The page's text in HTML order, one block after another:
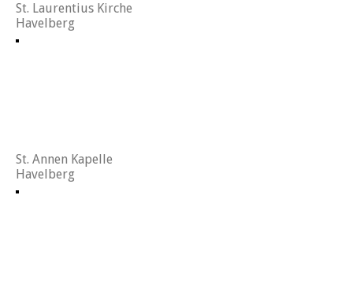
St. Laurentius Kirche
Havelberg
St. Annen Kapelle
Havelberg